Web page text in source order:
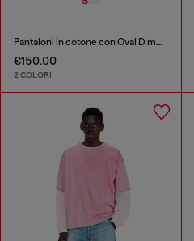
Pantaloni in cotone con Oval D metallico
€150.00
2 COLORI